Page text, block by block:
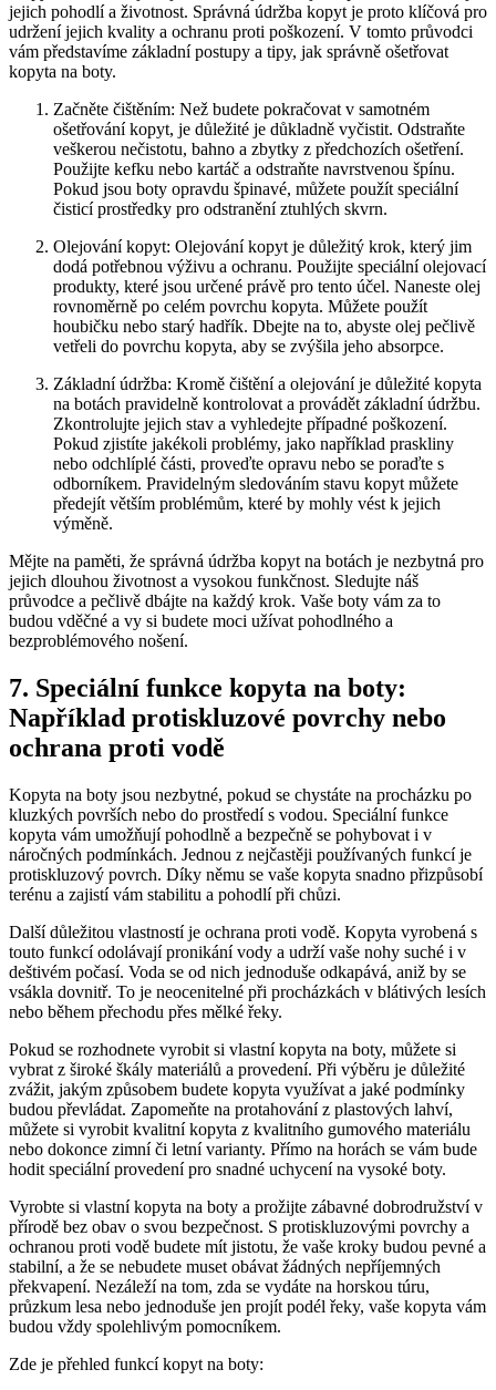
jejich pohodlí a životnost. ‍Správná údržba kopyt je proto ⁢klíčová pro
udržení jejich ⁢kvality a ⁤ochranu proti poškození. V tomto průvodci
vám představíme základní postupy a ⁣tipy, jak správně ošetřovat
⁤kopyta na​ boty.
Začněte⁣ čištěním:‍ Než budete ‌pokračovat⁤ v samotném
ošetřování kopyt, je‌ důležité je ⁤důkladně vyčistit. Odstraňte
veškerou nečistotu, bahno‍ a zbytky⁣ z předchozích ošetření.
Použijte ‍kefku nebo kartáč a odstraňte navrstvenou špínu.
Pokud ⁢jsou‌ boty opravdu špinavé, můžete použít speciální
⁣čisticí prostředky pro odstranění⁤ ztuhlých skvrn.
Olejování kopyt: Olejování kopyt je ⁢důležitý krok, ​který jim‍
dodá potřebnou ⁤výživu a ⁢ochranu. Použijte​ speciální olejovací
produkty, které jsou určené ‌právě pro ⁢tento účel. Naneste olej
rovnoměrně po celém povrchu kopyta. Můžete ​použít
‌houbičku nebo starý hadřík. Dbejte na to, abyste olej pečlivě⁤
vetřeli‍ do povrchu kopyta,‍ aby se zvýšila jeho absorpce.
Základní údržba: Kromě čištění a olejování ‌je důležité kopyta
na botách pravidelně kontrolovat⁤ a provádět základní údržbu.
Zkontrolujte jejich stav a vyhledejte případné poškození.
Pokud zjistíte jakékoli problémy, jako ⁢například praskliny
nebo odchlíplé části, proveďte opravu nebo se poraďte s
odborníkem.​ Pravidelným sledováním stavu kopyt můžete
předejít větším problémům, ⁢které by mohly vést k⁤ jejich
‍výměně.
Mějte na ‍paměti, že správná údržba⁤ kopyt na‍ botách je nezbytná pro
jejich dlouhou životnost‍ a‍ vysokou funkčnost. Sledujte ⁢náš
průvodce a ​pečlivě dbájte na každý krok. Vaše boty vám za to
budou vděčné a vy si budete‍ moci užívat pohodlného a
bezproblémového nošení.
7. Speciální funkce kopyta na⁢ boty:‌
Například protiskluzové povrchy ⁤nebo
ochrana proti ⁢vodě
Kopyta na boty jsou​ nezbytné, ⁤pokud se chystáte na procházku po
kluzkých površích nebo do prostředí⁣ s ⁣vodou. Speciální funkce
⁤kopyta⁤ vám umožňují pohodlně a bezpečně se pohybovat i v⁣
náročných podmínkách. Jednou ⁤z nejčastěji používaných funkcí je
protiskluzový povrch. Díky němu se vaše kopyta snadno přizpůsobí
terénu a zajistí vám​ stabilitu a pohodlí při chůzi.
Další důležitou vlastností je ochrana ‌proti‌ vodě.‌ Kopyta vyrobená s
touto funkcí odolávají pronikání vody a udrží vaše nohy suché ⁢i‌ v
deštivém ⁣počasí. Voda se od nich⁣ jednoduše​ odkapává, aniž‍ by se
vsákla dovnitř. ⁣To ⁢je neocenitelné při procházkách v‌ blátivých lesích⁢
nebo během přechodu ⁢přes mělké řeky.
Pokud se rozhodnete vyrobit si ⁢vlastní kopyta na boty, můžete⁢ si
vybrat ‌z široké škály materiálů a provedení.⁢ Při výběru ​je důležité
zvážit, jakým způsobem⁣ budete​ kopyta využívat ⁢a⁣ jaké podmínky
budou převládat. ⁢Zapomeňte na protahování z plastových lahví,
můžete si vyrobit kvalitní kopyta z kvalitního gumového materiálu
‌nebo dokonce zimní či letní varianty. Přímo na horách se ​vám bude
⁣hodit speciální provedení pro snadné uchycení na vysoké⁤ boty.
Vyrobte si ‌vlastní kopyta na boty a prožijte⁣ zábavné dobrodružství v
přírodě ‍bez obav⁤ o ⁢svou bezpečnost. S protiskluzovými povrchy a
ochranou proti vodě budete mít jistotu,⁢ že vaše kroky budou pevné a
‌stabilní,⁣ a⁣ že se nebudete muset obávat žádných nepříjemných
překvapení. Nezáleží na tom, zda se vydáte na horskou‍ túru,
průzkum lesa nebo jednoduše jen projít podél⁣ řeky, vaše⁢ kopyta vám
budou vždy spolehlivým pomocníkem.
Zde je⁢ přehled funkcí kopyt na boty: